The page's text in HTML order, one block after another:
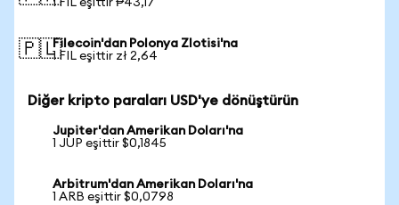
1 FIL eşittir ₱43,17
🇵🇱Filecoin'dan Polonya Zlotisi'na
1 FIL eşittir zł 2,64
Diğer kripto paraları USD'ye dönüştürün
Jupiter'dan Amerikan Doları'na
1 JUP eşittir $0,1845
Arbitrum'dan Amerikan Doları'na
1 ARB eşittir $0,0798